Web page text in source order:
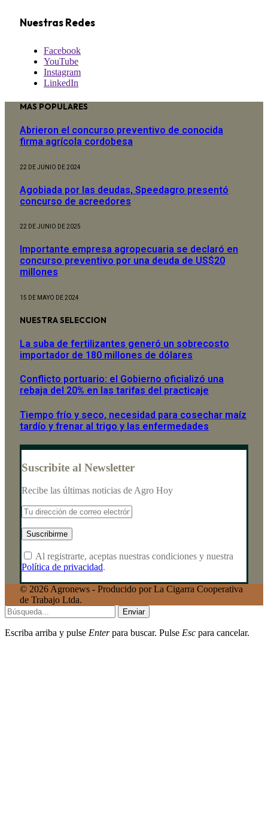
Nuestras Redes
Facebook
YouTube
Instagram
LinkedIn
MAS POPULARES
Abrieron el concurso preventivo de conocida
firma agrícola cordobesa
22 DE JUNIO DE 2024
Agobiada por las deudas, Speedagro presentó
concurso de acreedores
22 DE JUNIO DE 2025
Importante empresa agropecuaria se declaró en
concurso preventivo por una deuda de US$20
millones
15 DE MAYO DE 2024
NUESTRA SELECCION
La suba de fertilizantes generó un sobrecosto
importador de 180 millones de dólares
Conflicto portuario: el Gobierno oficializó una
rebaja del 20% en las tarifas del practicaje
Tiempo frío y seco, necesidad para cosechar maíz
tardío y frenar al trigo y las enfermedades
Suscribite al Newsletter
Recibe las últimas noticias de Agro Hoy
Al registrarte, aceptas nuestras condiciones y nuestra
Política de privacidad.
© 2026 Agronews - Producido por La Cigarra Cooperativa
de Trabajo Ltda.
Enviar
Escriba arriba y pulse Enterpara buscar. Pulse Esc para cancelar.